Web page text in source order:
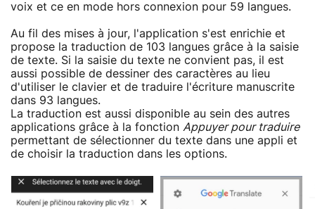
voix et ce en mode hors connexion pour 59 langues.
Au fil des mises à jour, l'application s'est enrichie et
propose la traduction de 103 langues grâce à la saisie
de texte. Si la saisie du texte ne convient pas, il est
aussi possible de dessiner des caractères au lieu
d'utiliser le clavier et de traduire l'écriture manuscrite
dans 93 langues.
La traduction est aussi disponible au sein des autres
applications grâce à la fonction Appuyer pour traduire
permettant de sélectionner du texte dans une appli et
de choisir la traduction dans les options.